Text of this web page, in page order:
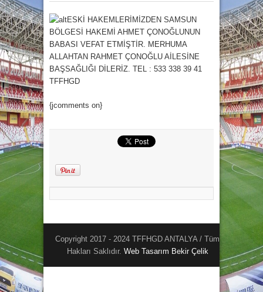
ESKİ HAKEMLERİMİZDEN SAMSUN
BÖLGESİ HAKEMİ AHMET ÇONOĞLUNUN
BABASI VEFAT ETMİŞTİR. MERHUMA
ALLAHTAN RAHMET ÇONOĞLU AİLESİNE
BAŞSAĞLIĞI DİLERİZ. TEL : 533 338 39 41
TFFHGD
{jcomments on}
Copyright 2017 - 2024 TFFHGD ANTALYA / Tüm
Hakları Saklıdır. Web Tasarım Bekir Çelik